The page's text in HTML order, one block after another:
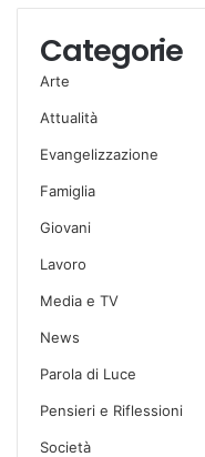
Categorie
Arte
Attualità
Evangelizzazione
Famiglia
Giovani
Lavoro
Media e TV
News
Parola di Luce
Pensieri e Riflessioni
Società